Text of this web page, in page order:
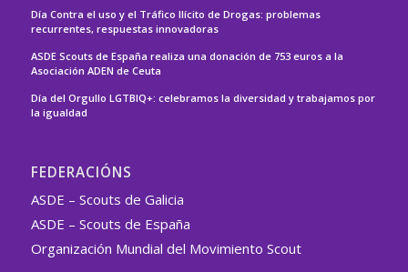
Día Contra el uso y el Tráfico Ilícito de Drogas: problemas
recurrentes, respuestas innovadoras
ASDE Scouts de España realiza una donación de 753 euros a la
Asociación ADEN de Ceuta
Día del Orgullo LGTBIQ+: celebramos la diversidad y trabajamos por
la igualdad
FEDERACIÓNS
ASDE – Scouts de Galicia
ASDE – Scouts de España
Organización Mundial del Movimiento Scout